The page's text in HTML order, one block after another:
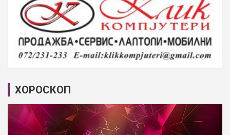
ХОРОСКОП